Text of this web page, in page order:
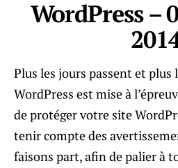
WordPress –
Plus les jours passent et plus
WordPress est mise à
de protéger votre site
tenir compte des
faisons part, afin de palier à